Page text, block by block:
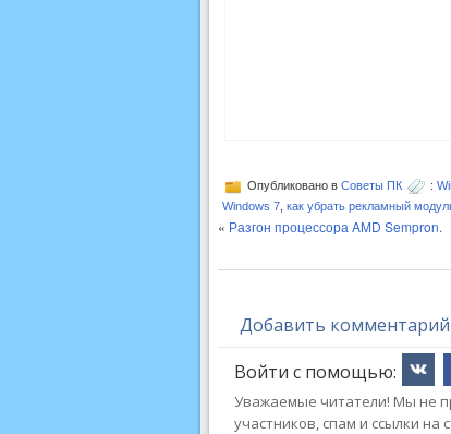
Опубликовано в Советы ПК :
Windows 7, как убрать рекламный
« Разгон процессора AMD Sempron.
Добавить комментарий
Войти с помощью:
Уважаемые читатели! Мы не
участников, спам и ссылки